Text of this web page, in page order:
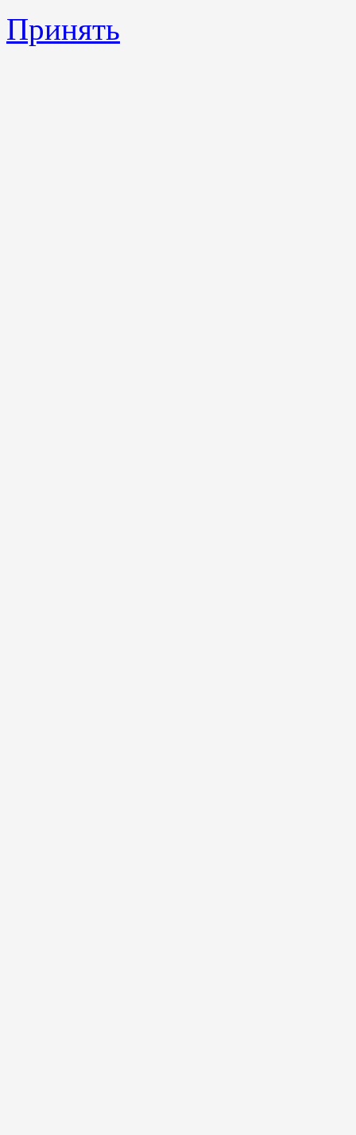
Принять